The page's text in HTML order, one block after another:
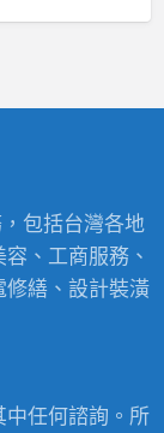
包括台灣各地
、工商服務、
繕、設計裝潢
任何諮詢。所